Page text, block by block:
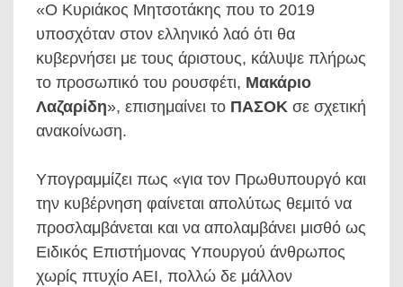
«Ο Κυριάκος Μητσοτάκης που το 2019
υποσχόταν στον ελληνικό λαό ότι θα
κυβερνήσει με τους άριστους, κάλυψε πλήρως
το προσωπικό του ρουσφέτι, Μακάριο
Λαζαρίδη», επισημαίνει το ΠΑΣΟΚ σε σχετική
ανακοίνωση.
Υπογραμμίζει πως «για τον Πρωθυπουργό και
την κυβέρνηση φαίνεται απολύτως θεμιτό να
προσλαμβάνεται και να απολαμβάνει μισθό ως
Ειδικός Επιστήμονας Υπουργού άνθρωπος
χωρίς πτυχίο ΑΕΙ, πολλώ δε μάλλον